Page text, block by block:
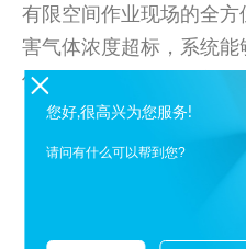
有限空间作业现场的全
害气体浓度超标，系统
保险情能够及时发现并处
多样化通知方式
您好,很高兴为您服务!
请问有什么可以帮到您?